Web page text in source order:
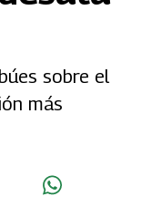
sobre el
más